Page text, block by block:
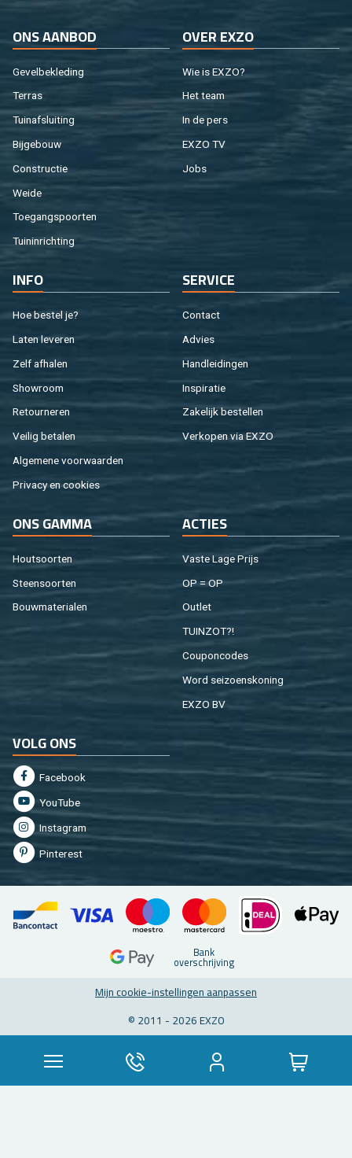
ONS AAN­BOD
Ge­vel­be­kle­ding
Ter­ras
Tuin­af­slui­ting
Bij­ge­bouw
Con­struc­tie
Weide
Toe­gangs­poor­ten
Tuin­in­rich­ting
OVER EXZO
Wie is EXZO?
Het team
In de pers
EXZO TV
Jobs
INFO
Hoe be­stel je?
Laten le­ve­ren
Zelf af­ha­len
Show­room
Re­tour­ne­ren
Vei­lig be­ta­len
Al­ge­me­ne voor­waar­den
Pri­va­cy en coo­kies
SER­VI­CE
Con­tact
Ad­vies
Hand­lei­din­gen
In­spi­ra­tie
Za­ke­lijk be­stel­len
Ver­ko­pen via EXZO
ONS GAMMA
Hout­soor­ten
Steen­soor­ten
Bouw­ma­te­ri­a­len
AC­TIES
Vaste Lage Prijs
OP = OP
Out­let
TUIN­ZOT?!
Cou­pon­co­des
Word sei­zoens­ko­ning
EXZO BV
VOLG ONS
Fa­cebook
You­Tu­be
In­st­agram
Pin­te­rest
Bank
over­schrij­ving
Mijn coo­kie-in­stel­lin­gen aan­pas­sen
© 2011 - 2026 EXZO